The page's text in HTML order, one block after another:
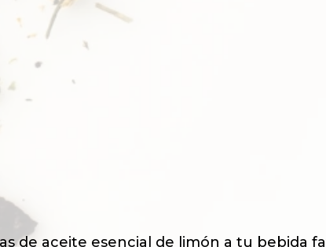
de aceite esencial de limón a tu bebida